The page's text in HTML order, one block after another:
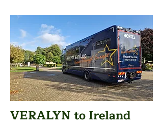
VERALYN to Ireland